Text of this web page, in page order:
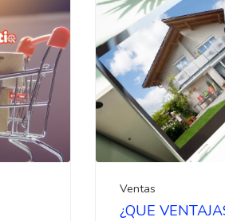
Ventas
¿QUE